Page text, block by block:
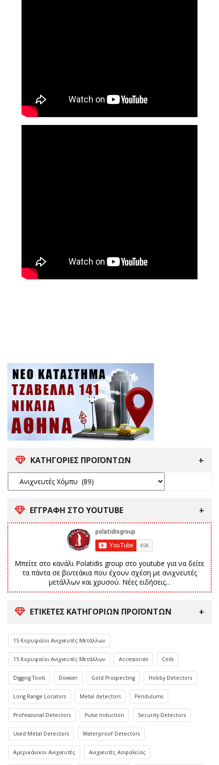
ΚΑΤΗΓΟΡΙΕΣ ΠΡΟΪΟΝΤΩΝ
ΕΓΓΡΑΦΗ ΣΤΟ YOUTUBE
Μπείτε στο κανάλι Polatidis group στο youtube για να δείτε
τα πάντα σε βιντεάκια που έχουν σχέση με ανιχνευτές
μετάλλων και χρυσού. Νέες ειδήσεις...
ΕΤΙΚΈΤΕΣ ΚΑΤΗΓΟΡΙΏΝ ΠΡΟΪΌΝΤΩΝ
15 Κορυφαίοι Ανιχνευτές Μετάλλων
15 Κορυφαίοι Ανιχνευτές Μετάλλων Accessories Coils
Digging Tools Dowser Gold Prospecting Hobby Detectors
Long Range Locators Metal detectors Pendulums
Professional Detectors Pulse Induction Security Detectors
Used Metal Detectors Waterproof Detectors
Αμερικάνικοι Ανιχνευτές Ανιχνευτές Ασφαλείας